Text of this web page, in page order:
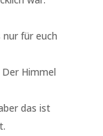
für euch
Himmel
das ist